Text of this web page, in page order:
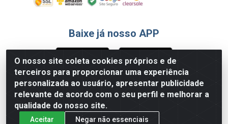
O nosso site coleta cookies próprios e de
terceiros para proporcionar uma experiência
personalizada ao usuário, apresentar publicidade
relevante de acordo com o seu perfil e melhorar a
qualidade do nosso site.
Aceitar
Negar não essenciais
Baixe já nosso APP
Formas de Pagamento